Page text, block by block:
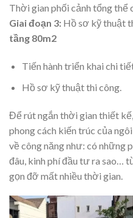
Thời gian phối cảnh tổng thể
Giai đoạn 3: Hồ sơ kỹ thuật
tầng 80m2
Tiến hành triển khai chi
Hồ sơ kỹ thuật thi công.
Để rút ngắn thời gian thiết
phong cách kiến trúc của
về công năng như: có những
đâu, kinh phí đầu tư ra sao…
gọn đỡ mất nhiều thời gian.